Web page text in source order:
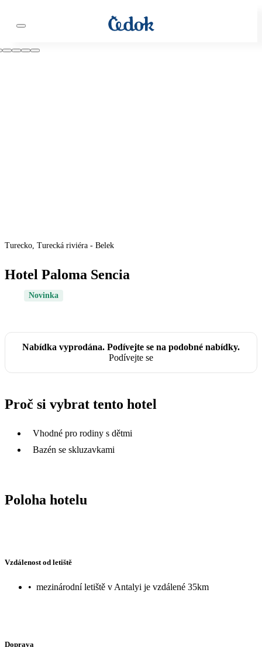
Turecko, Turecká riviéra - Belek
Hotel Paloma Sencia
Novinka
Nabídka vyprodána. Podívejte se na podobné nabídky.
Podívejte se
Proč si vybrat tento hotel
Vhodné pro rodiny s dětmi
Bazén se skluzavkami
Poloha hotelu
Vzdálenost od letiště
• mezinárodní letiště v Antalyi je vzdálené 35km
Doprava